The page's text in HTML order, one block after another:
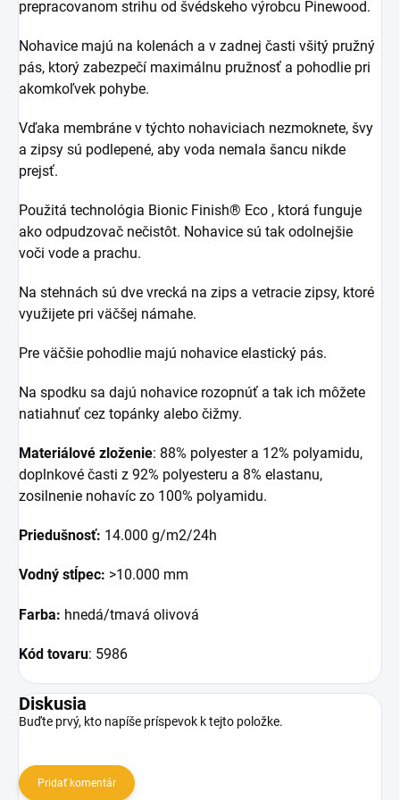
prepracovanom strihu od švédskeho výrobcu Pinewood.
Nohavice majú na kolenách a v zadnej časti všitý pružný
pás, ktorý zabezpečí maximálnu pružnosť a pohodlie pri
akomkoľvek pohybe.
Vďaka membráne v týchto nohaviciach nezmoknete, švy
a zipsy sú podlepené, aby voda nemala šancu nikde
prejsť.
Použitá technológia Bionic Finish® Eco , ktorá funguje
ako odpudzovač nečistôt. Nohavice sú tak odolnejšie
voči vode a prachu.
Na stehnách sú dve vrecká na zips a vetracie zipsy, ktoré
využijete pri väčšej námahe.
Pre väčšie pohodlie majú nohavice elastický pás.
Na spodku sa dajú nohavice rozopnúť a tak ich môžete
natiahnuť cez topánky alebo čižmy.
Materiálové zloženie: 88% polyester a 12% polyamidu,
doplnkové časti z 92% polyesteru a 8% elastanu,
zosilnenie nohavíc zo 100% polyamidu.
Priedušnosť: 14.000 g/m2/24h
Vodný stĺpec: >10.000 mm
Farba: hnedá/tmavá olivová
Kód tovaru: 5986
Diskusia
Buďte prvý, kto napíše príspevok k tejto položke.
Pridať komentár